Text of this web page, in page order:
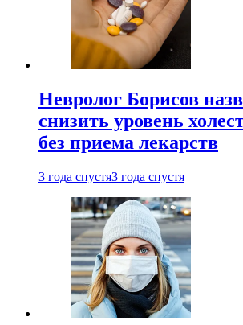
Невролог Борисов
снизить уровень
без приема лекарств
3 года спустя3 года спустя